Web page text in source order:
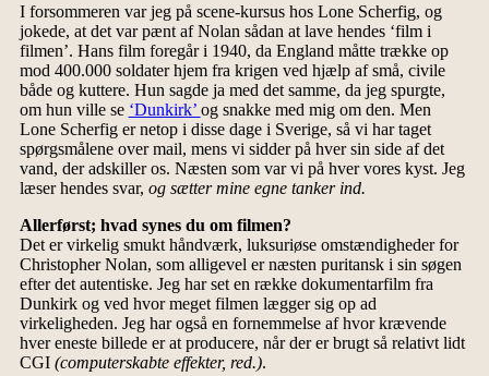
I forsommeren var jeg på scene-kursus hos Lone Scherfig, og
jokede, at det var pænt af Nolan sådan at lave hendes ‘film i
filmen’. Hans film foregår i 1940, da England måtte trække op
mod 400.000 soldater hjem fra krigen ved hjælp af små, civile
både og kuttere. Hun sagde ja med det samme, da jeg spurgte,
om hun ville se ‘Dunkirk’ og snakke med mig om den. Men
Lone Scherfig er netop i disse dage i Sverige, så vi har taget
spørgsmålene over mail, mens vi sidder på hver sin side af det
vand, der adskiller os. Næsten som var vi på hver vores kyst. Jeg
læser hendes svar, og sætter mine egne tanker ind.
Allerførst; hvad synes du om filmen?
Det er virkelig smukt håndværk, luksuriøse omstændigheder for
Christopher Nolan, som alligevel er næsten puritansk i sin søgen
efter det autentiske. Jeg har set en række dokumentarfilm fra
Dunkirk og ved hvor meget filmen lægger sig op ad
virkeligheden. Jeg har også en fornemmelse af hvor krævende
hver eneste billede er at producere, når der er brugt så relativt lidt
CGI(computerskabte effekter, red.).